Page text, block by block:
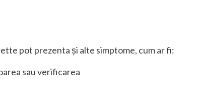
pot prezenta și alte simptome, cum ar fi:
sau verificarea